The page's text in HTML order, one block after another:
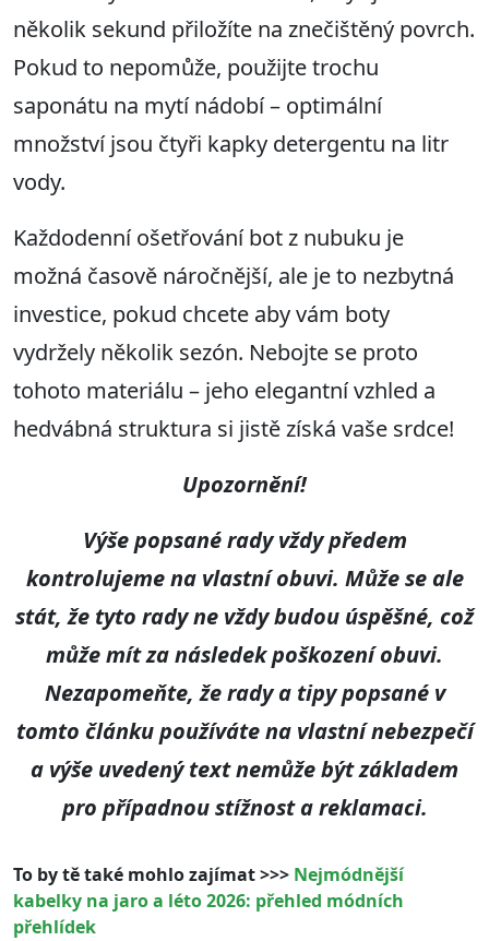
několik sekund přiložíte na znečištěný povrch.
Pokud to nepomůže, použijte trochu
saponátu na mytí nádobí – optimální
množství jsou čtyři kapky detergentu na litr
vody.
Každodenní ošetřování bot z nubuku je
možná časově náročnější, ale je to nezbytná
investice, pokud chcete aby vám boty
vydržely několik sezón. Nebojte se proto
tohoto materiálu – jeho elegantní vzhled a
hedvábná struktura si jistě získá vaše srdce!
Upozornění!
Výše popsané rady vždy předem
kontrolujeme na vlastní obuvi. Může se ale
stát, že tyto rady ne vždy budou úspěšné, což
může mít za následek poškození obuvi.
Nezapomeňte, že rady a tipy popsané v
tomto článku používáte na vlastní nebezpečí
a výše uvedený text nemůže být základem
pro případnou stížnost a reklamaci.
To by tě také mohlo zajímat >>> Nejmódnější
kabelky na jaro a léto 2026: přehled módních
přehlídek